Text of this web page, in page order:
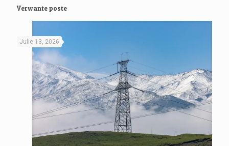
Verwante poste
Julie 13, 2026